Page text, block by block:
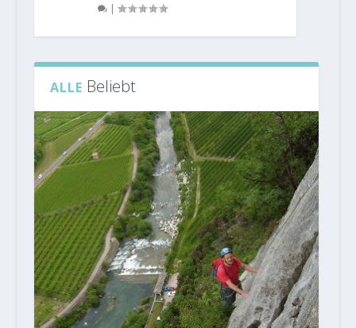
|
ALLE Beliebt